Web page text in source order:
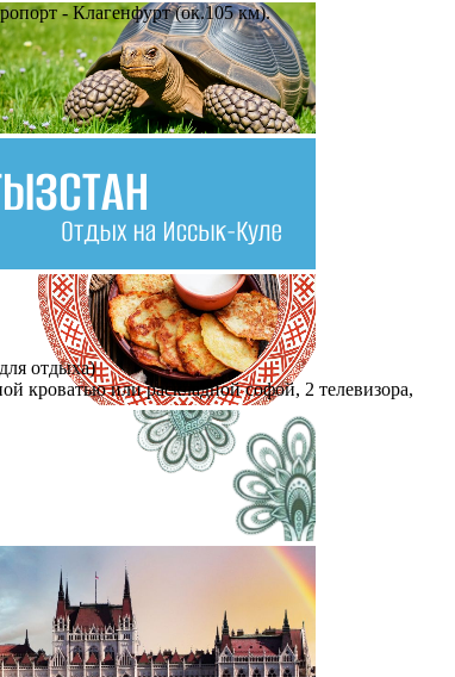
- Клагенфурт (ок.105 км).
отдыха)
кроватью или раскладной софой, 2 телевизора,